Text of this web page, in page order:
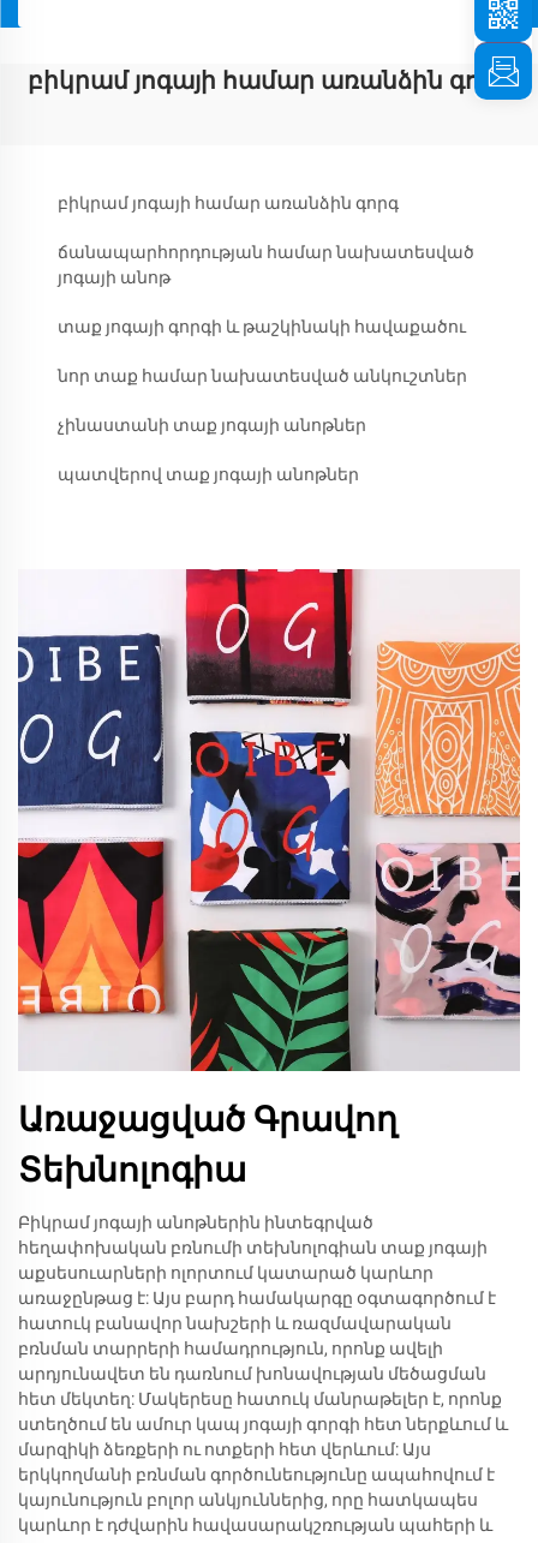
բիկրամ յոգայի համար առանձին գորգ
բիկրամ յոգայի համար առանձին գորգ
ճանապարհորդության համար նախատեսված
յոգայի անոթ
տաք յոգայի գորգի և թաշկինակի հավաքածու
նոր տաք համար նախատեսված անկուշտներ
չինաստանի տաք յոգայի անոթներ
պատվերով տաք յոգայի անոթներ
Առաջացված Գրավող
Տեխնոլոգիա
Բիկրամ յոգայի անոթներին ինտեգրված
հեղափոխական բռնումի տեխնոլոգիան տաք յոգայի
աքսեսուարների ոլորտում կատարած կարևոր
առաջընթաց է: Այս բարդ համակարգը օգտագործում է
հատուկ բանավոր նախշերի և ռազմավարական
բռնման տարրերի համադրություն, որոնք ավելի
արդյունավետ են դառնում խոնավության մեծացման
հետ մեկտեղ: Մակերեսը հատուկ մանրաթելեր է, որոնք
ստեղծում են ամուր կապ յոգայի գորգի հետ ներքևում և
մարզիկի ձեռքերի ու ոտքերի հետ վերևում: Այս
երկկողմանի բռնման գործունեությունը ապահովում է
կայունություն բոլոր անկյուններից, որը հատկապես
կարևոր է դժվարին հավասարակշռության պահերի և